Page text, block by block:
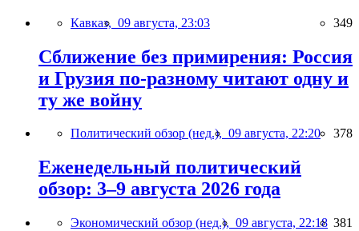
Кавказ, 09 августа, 23:03 349
Сближение без примирения: Россия
и Грузия по-разному читают одну и
ту же войну
Политический обзор (нед.), 09 августа, 22:20 378
Еженедельный политический
обзор: 3–9 августа 2026 года
Экономический обзор (нед.), 09 августа, 22:18 381